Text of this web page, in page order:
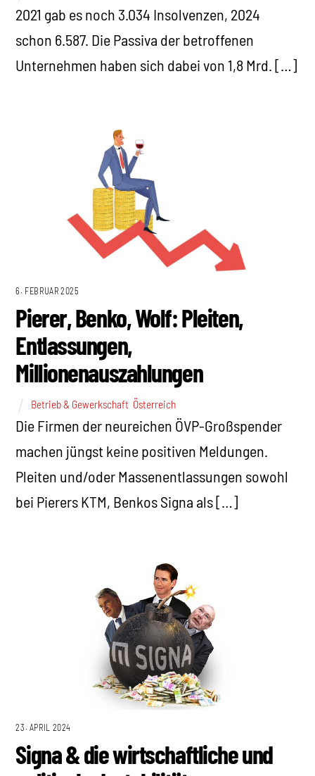
2021 gab es noch 3.034 Insolvenzen, 2024
schon 6.587. Die Passiva der betroffenen
Unternehmen haben sich dabei von 1,8 Mrd. […]
6. FEBRUAR 2025
Pierer, Benko, Wolf: Pleiten,
Entlassungen,
Millionenauszahlungen
Betrieb & Gewerkschaft Österreich
Die Firmen der neureichen ÖVP-Großspender
machen jüngst keine positiven Meldungen.
Pleiten und/oder Massenentlassungen sowohl
bei Pierers KTM, Benkos Signa als […]
23. APRIL 2024
Signa & die wirtschaftliche und